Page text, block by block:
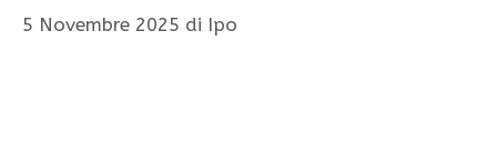
5 Novembre 2025 di Ipo